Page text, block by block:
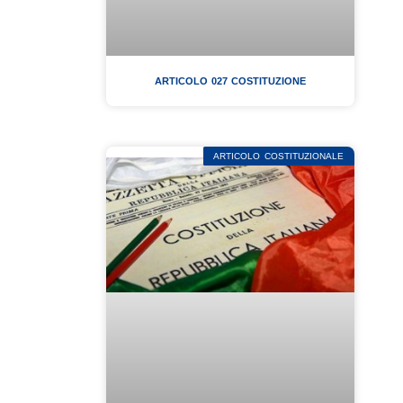
ARTICOLO 027 COSTITUZIONE
ARTICOLO COSTITUZIONALE